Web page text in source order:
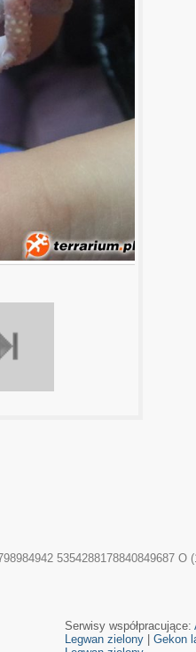
5354288178840849687 O
Serwisy współpracujące:
Legwan zielony| Gekon